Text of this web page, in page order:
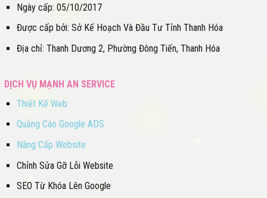
Ngày cấp: 05/10/2017
Được cấp bởi: Sở Kế Hoạch Và Đầu Tư Tỉnh Thanh Hóa
Địa chỉ: Thanh Dương 2, Phường Đông Tiến, Thanh Hóa
DỊCH VỤ MẠNH AN SERVICE
Thiết Kế Web
Quảng Cáo Google ADS
Nâng Cấp Website
Chỉnh Sửa Gỡ Lỗi Website
SEO Từ Khóa Lên Google